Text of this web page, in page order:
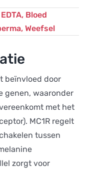
Bloed
Weefsel
beïnvloed door
genen, waaronder
met het
MC1R regelt
tussen
zorgt voor